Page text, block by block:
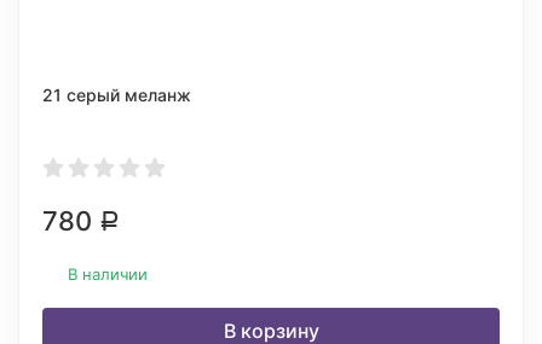
21 серый меланж
780 Р
В наличии
В корзину